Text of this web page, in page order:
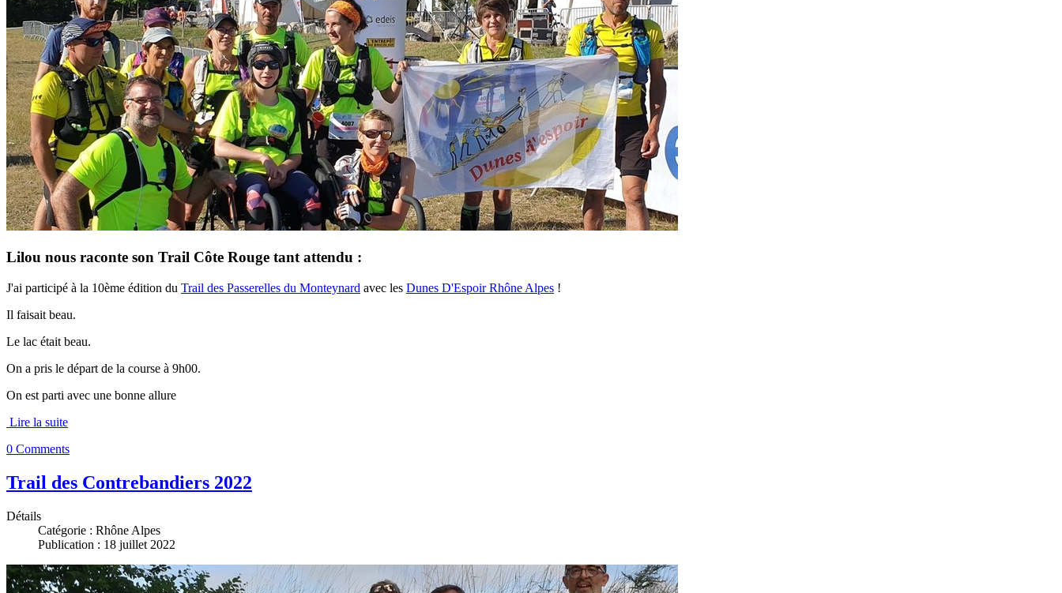
Lilou nous raconte son Trail Côte Rouge tant attendu :
J'ai participé à la 10ème édition du Trail des Passerelles du Monteynard avec les Dunes D'Espoir Rhône Alpes !
Il faisait beau.
Le lac était beau.
On a pris le départ de la course à 9h00.
On est parti avec une bonne allure
Lire la suite
0 Comments
Trail des Contrebandiers 2022
Détails
Catégorie : Rhône Alpes
Publication : 18 juillet 2022